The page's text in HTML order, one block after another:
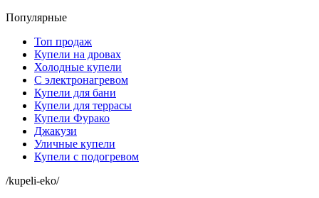
Популярные
Топ продаж
Купели на дровах
Холодные купели
С электронагревом
Купели для бани
Купели для террасы
Купели Фурако
Джакузи
Уличные купели
Купели с подогревом
/kupeli-eko/